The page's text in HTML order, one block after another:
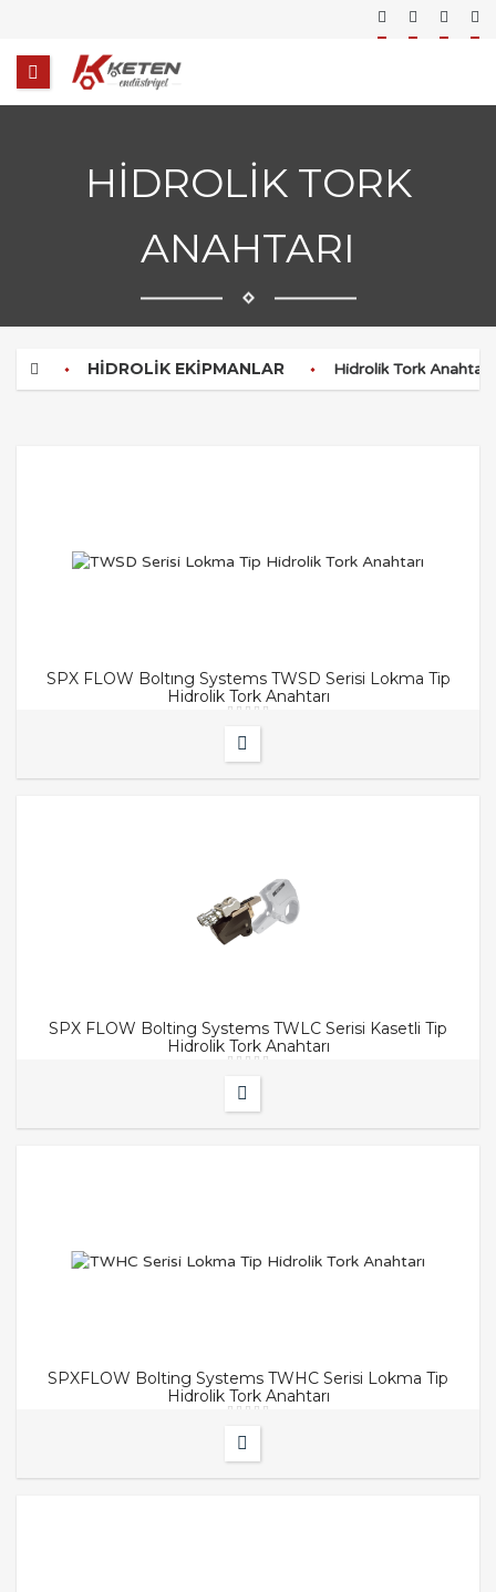
HIDROLIK TORK
ANAHTARI
HIDROLIK EKIPMANLAR Hidrolik Tork
SPX FLOW Boltıng Systems TWSD Serisi Lokma Tip
Hidrolik Tork Anahtarı
SPX FLOW Bolting Systems TWLC Serisi Kasetli Tip
Hidrolik Tork Anahtarı
SPXFLOW Bolting Systems TWHC Serisi Lokma Tip
Hidrolik Tork Anahtarı